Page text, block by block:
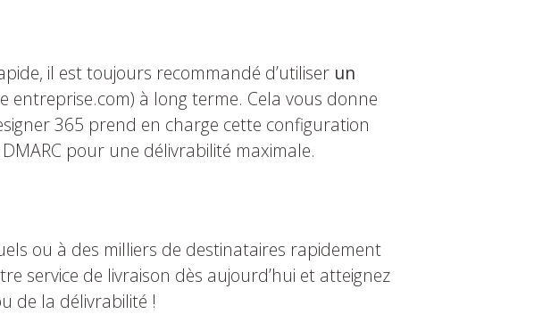
il est toujours recommandé d’utiliser un
entreprise.com) à long terme. Cela vous donne
365 prend en charge cette configuration
pour une délivrabilité maximale.
ou à des milliers de destinataires rapidement
service de livraison dès aujourd’hui et atteignez
de la délivrabilité !